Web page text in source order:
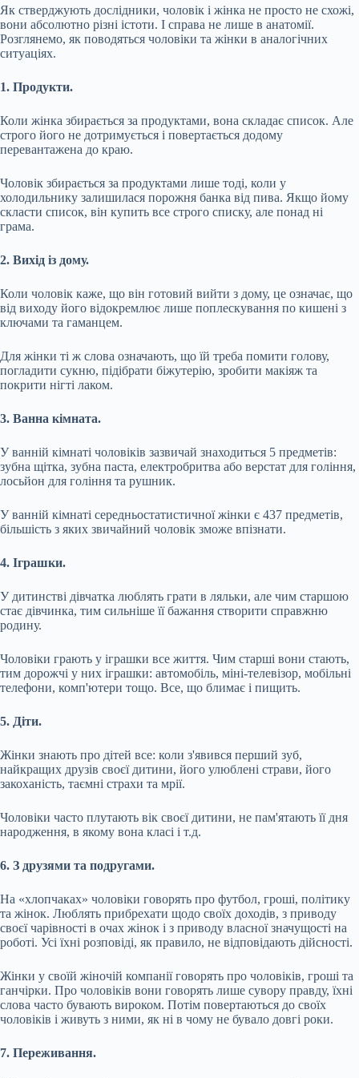
Як стверджують дослідники, чоловік і жінка не просто не схожі,
вони абсолютно різні істоти. І справа не лише в анатомії.
Розглянемо, як поводяться чоловіки та жінки в аналогічних
ситуаціях.
1. Продукти.
Коли жінка збирається за продуктами, вона складає список. Але
строго його не дотримується і повертається додому
перевантажена до краю.
Чоловік збирається за продуктами лише тоді, коли у
холодильнику залишилася порожня банка від пива. Якщо йому
скласти список, він купить все строго списку, але понад ні
грама.
2. Вихід із дому.
Коли чоловік каже, що він готовий вийти з дому, це означає, що
від виходу його відокремлює лише поплескування по кишені з
ключами та гаманцем.
Для жінки ті ж слова означають, що їй треба помити голову,
погладити сукню, підібрати біжутерію, зробити макіяж та
покрити нігті лаком.
3. Ванна кімната.
У ванній кімнаті чоловіків зазвичай знаходиться 5 предметів:
зубна щітка, зубна паста, електробритва або верстат для гоління,
лосьйон для гоління та рушник.
У ванній кімнаті середньостатистичної жінки є 437 предметів,
більшість з яких звичайний чоловік зможе впізнати.
4. Іграшки.
У дитинстві дівчатка люблять грати в ляльки, але чим старшою
стає дівчинка, тим сильніше її бажання створити справжню
родину.
Чоловіки грають у іграшки все життя. Чим старші вони стають,
тим дорожчі у них іграшки: автомобіль, міні-телевізор, мобільні
телефони, комп'ютери тощо. Все, що блимає і пищить.
5. Діти.
Жінки знають про дітей все: коли з'явився перший зуб,
найкращих друзів своєї дитини, його улюблені страви, його
закоханість, таємні страхи та мрії.
Чоловіки часто плутають вік своєї дитини, не пам'ятають її дня
народження, в якому вона класі і т.д.
6. З друзями та подругами.
На «хлопчаках» чоловіки говорять про футбол, гроші, політику
та жінок. Люблять прибрехати щодо своїх доходів, з приводу
своєї чарівності в очах жінок і з приводу власної значущості на
роботі. Усі їхні розповіді, як правило, не відповідають дійсності.
Жінки у своїй жіночій компанії говорять про чоловіків, гроші та
ганчірки. Про чоловіків вони говорять лише сувору правду, їхні
слова часто бувають вироком. Потім повертаються до своїх
чоловіків і живуть з ними, як ні в чому не бувало довгі роки.
7. Переживання.